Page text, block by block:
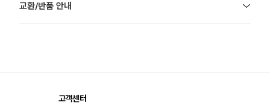
교환/반품 안내
고객센터